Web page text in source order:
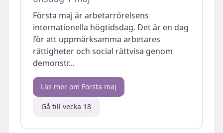
Första maj är arbetarrörelsens
internationella högtidsdag. Det är en dag
för att uppmärksamma arbetares
rättigheter och social rättvisa genom
demonstr...
Läs mer om Första maj
Gå till vecka 18